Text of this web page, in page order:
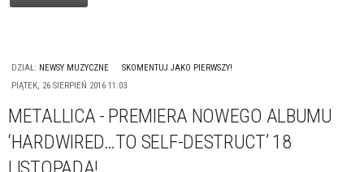
DZIAŁ: NEWSY MUZYCZNE
SKOMENTUJ JAKO PIERWSZY!
PIĄTEK, 26 SIERPIEŃ 2016 11:03
METALLICA - PREMIERA NOWEGO ALBUMU
‘HARDWIRED…TO SELF-DESTRUCT’ 18